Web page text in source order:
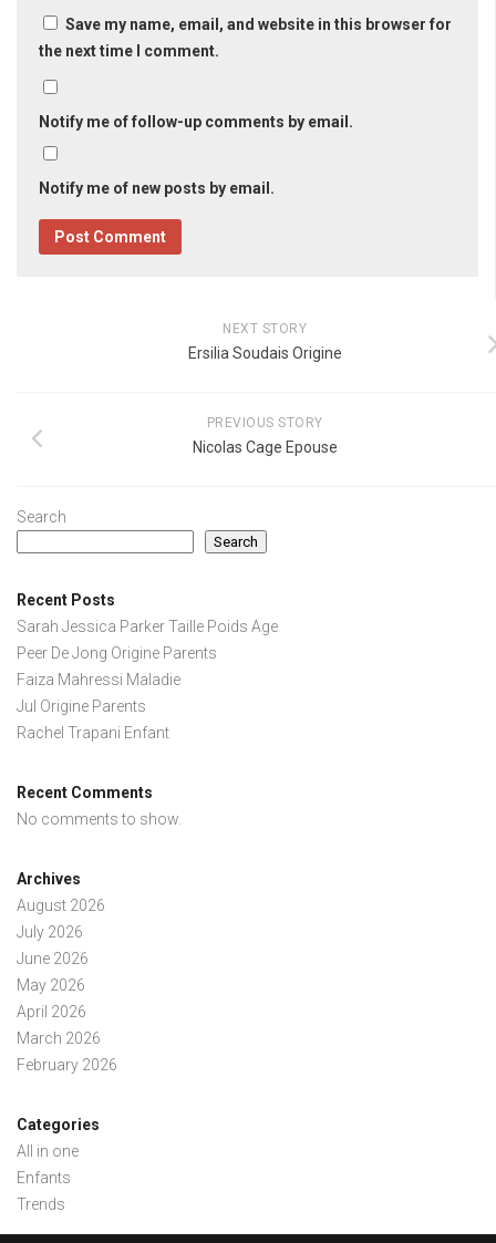
Save my name, email, and website in this browser for
the next time I comment.
Notify me of follow-up comments by email.
Notify me of new posts by email.
NEXT STORY
Ersilia Soudais Origine
PREVIOUS STORY
Nicolas Cage Epouse
Search
Search
Recent Posts
Sarah Jessica Parker Taille Poids Age
Peer De Jong Origine Parents
Faiza Mahressi Maladie
Jul Origine Parents
Rachel Trapani Enfant
Recent Comments
No comments to show.
Archives
August 2026
July 2026
June 2026
May 2026
April 2026
March 2026
February 2026
Categories
All in one
Enfants
Trends